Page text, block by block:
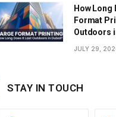
How Long
Format
Outdoors
JULY 29,
STAY IN TOUCH